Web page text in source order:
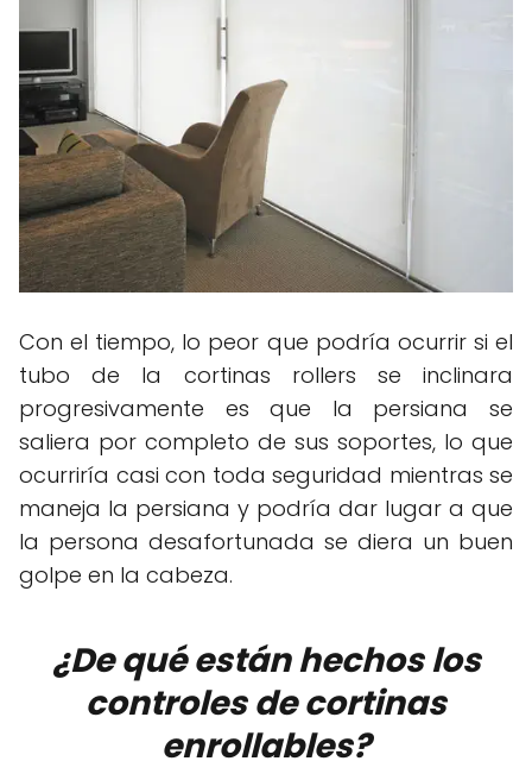
Con el tiempo, lo peor que podría ocurrir si el
tubo de la cortinas rollers se inclinara
progresivamente es que la persiana se
saliera por completo de sus soportes, lo que
ocurriría casi con toda seguridad mientras se
maneja la persiana y podría dar lugar a que
la persona desafortunada se diera un buen
golpe en la cabeza.
¿De qué están hechos los
controles de cortinas
enrollables?